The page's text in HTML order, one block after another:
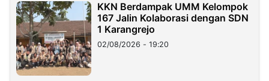
KKN Berdampak UMM Kelompok
167 Jalin Kolaborasi dengan SDN
1 Karangrejo
02/08/2026 - 19:20